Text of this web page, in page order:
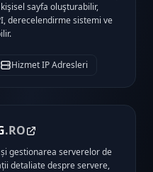
sayfa oluşturabilir,
derecelendirme sistemi ve
Hizmet IP Adresleri
.RO
gestionarea serverelor de
detaliate despre servere,